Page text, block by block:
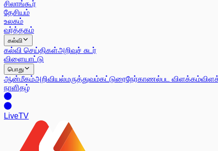
சிலாங்கூர்
தேசியம்
உலகம்
வர்த்தகம்
கல்வி
கல்வி செய்திகள்அறிவுச் சுடர்
விளையாட்டு
பொது
ஆன்மீகம்அறிவியல்மருத்துவம்கட்டுரைநேர்காணல்பட விளக்கம்
நாளிதழ்
LiveTV